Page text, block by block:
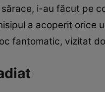
i-au făcut pe
a acoperit orice
fantomatic, vizitat